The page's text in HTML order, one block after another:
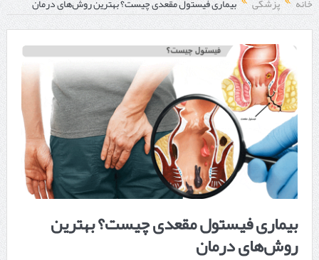
مشهد
قبل از تماس با تعمیرکار ماشین ظرفشویی وستینگهاوس این موارد را
بررسی کنید
هزینه ایمپلنت دندان در ترکیه 1405 | قیمت، مزایا، معایب و مقایسه با
ایران
محصولات تراست؛ بهترین گزینه برای مراقبت از پوست
کلاس تیزهوشان برای چه دانش‌آموزانی ضروری‌تر است؟
7 سوئیت محبوب مشهد نزدیک حرم با غذا و نظر مسافران
بیماری فیستول مقعدی چیست؟ بهترین
روش‌های درمان